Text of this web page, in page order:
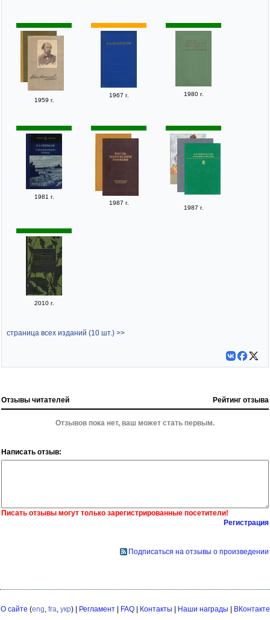
1959 г.
1967 г. 1980 г.
1981 г.
1987 г.
1987 г.
2010 г.
страница всех изданий (10 шт.) >>
Отзывы читателей Рейтинг отзыва
Отзывов пока нет, ваш может стать первым.
Написать отзыв:
Писать отзывы могут только зарегистрированные посетители!
Регистрация
Подписаться на отзывы о произведении
О сайте (eng fra укр) | Регламент| FAQ| Контакты | Наши награды | ВКонтакте